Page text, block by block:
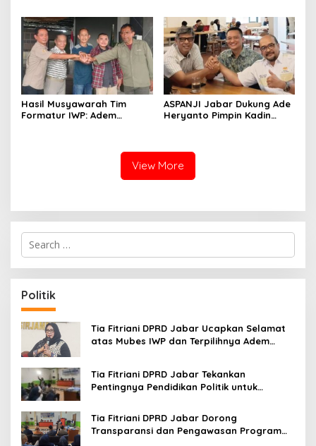
Tingkat Desa
Hasil Musyawarah Tim
Formatur IWP: Adem
ASPANJI Jabar Dukung Ade
Heryanto Pimpin Kadin
View More
S
r
c
h
f
o
:
Politik
Tia Fitriani DPRD Jabar Ucapkan Selamat
atas Mubes IWP dan Terpilihnya Adem
Tia Fitriani DPRD Jabar Tekankan
Pentingnya Pendidikan Politik untuk
Bandung
Tia Fitriani DPRD Jabar Dorong
Transparansi dan Pengawasan Program